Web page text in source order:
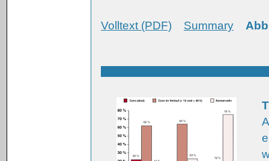
Volltext (PDF) Summary